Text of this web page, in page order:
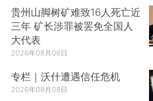
贵州山脚树矿难致16人死亡近
三年 矿长涉罪被罢免全国人
大代表
2026年08月08日
专栏｜沃什遭遇信任危机
2026年08月08日